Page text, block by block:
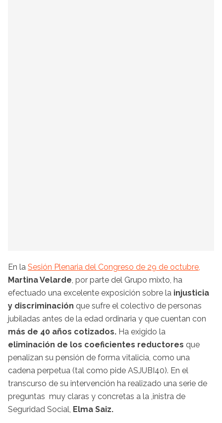
En la Sesión Plenaria del Congreso de 29 de octubre,
Martina Velarde, por parte del Grupo mixto, ha
efectuado una excelente exposición sobre la injusticia
y discriminación que sufre el colectivo de personas
jubiladas antes de la edad ordinaria y que cuentan con
más de 40 años cotizados. Ha exigido la
eliminación de los coeficientes reductores que
penalizan su pensión de forma vitalicia, como una
cadena perpetua (tal como pide ASJUBI40). En el
transcurso de su intervención ha realizado una serie de
preguntas muy claras y concretas a la ,inistra de
Seguridad Social, Elma Saiz.